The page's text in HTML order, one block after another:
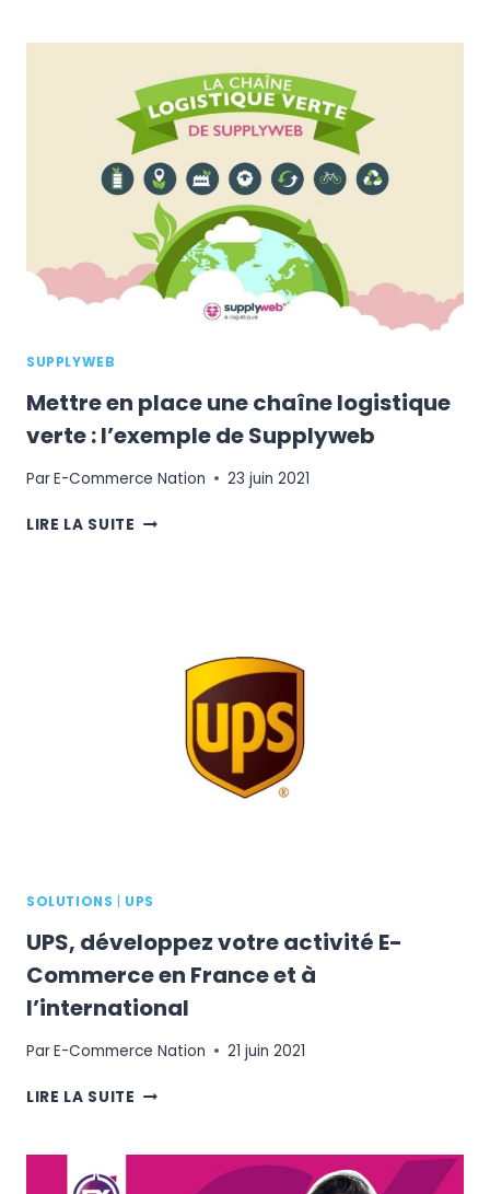
CHALLENGE
DEMAIN
:
VERS
LE
TRANSPORT
ÉCOLOGIQUE
ET
LA
GREEN
LOGISTIQUE
SUPPLYWEB
Mettre en place une chaîne logistique
verte : l’exemple de Supplyweb
ParE-Commerce Nation 23 juin 2021
LIRE LA SUITE METTRE
L’EXEMPLE
SUPPLYWEB
SOLUTIONS UPS
UPS, développez votre activité E-
Commerce en France et à
l’international
ParE-Commerce Nation 21 juin 2021
LIRE LA SUITE UPS,
ACTIVITÉ